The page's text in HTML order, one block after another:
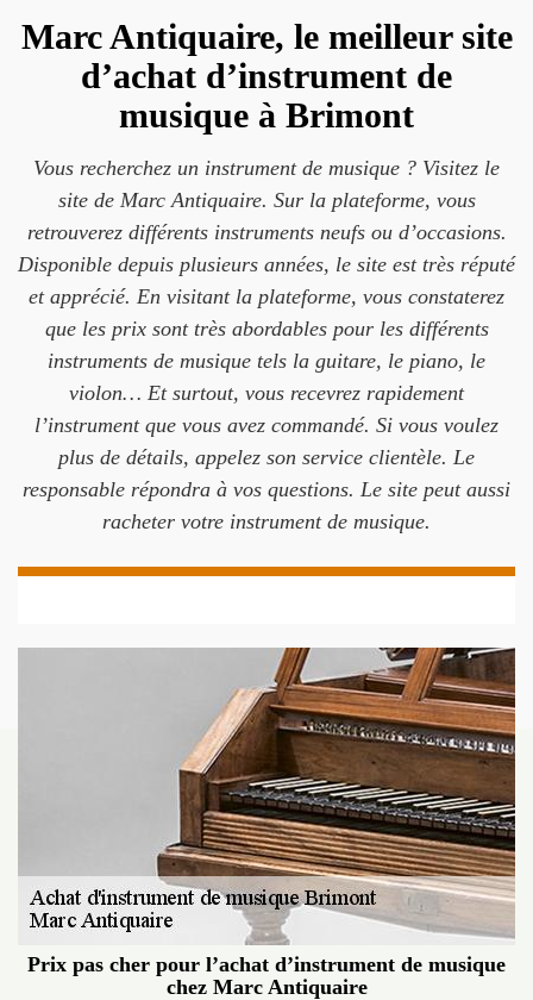
Marc Antiquaire, le meilleur site
d’achat d’instrument de
musique à Brimont
Vous recherchez un instrument de musique ? Visitez le
site de Marc Antiquaire. Sur la plateforme, vous
retrouverez différents instruments neufs ou d’occasions.
Disponible depuis plusieurs années, le site est très réputé
et apprécié. En visitant la plateforme, vous constaterez
que les prix sont très abordables pour les différents
instruments de musique tels la guitare, le piano, le
violon… Et surtout, vous recevrez rapidement
l’instrument que vous avez commandé. Si vous voulez
plus de détails, appelez son service clientèle. Le
responsable répondra à vos questions. Le site peut aussi
racheter votre instrument de musique.
Prix pas cher pour l’achat d’instrument de musique
chez Marc Antiquaire